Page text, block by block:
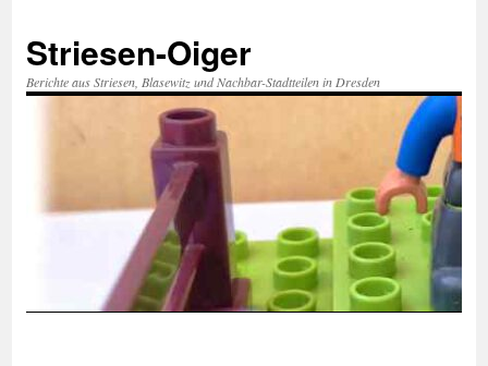
springen
Striesen-Oiger
Berichte aus Striesen, Blasewitz und Nachbar-Stadtteilen in Dresden